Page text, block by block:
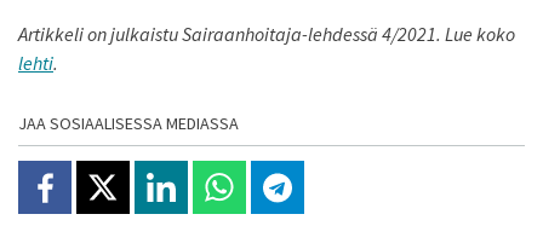
Artikkeli on julkaistu Sairaanhoitaja-lehdessä 4/2021. Lue koko
lehti.
JAA SOSIAALISESSA MEDIASSA
Jaa Facebookissa
Jaa X:ssäJaa Linkedinissä
Jaa Whatsappissa
Jaa Telegramissa